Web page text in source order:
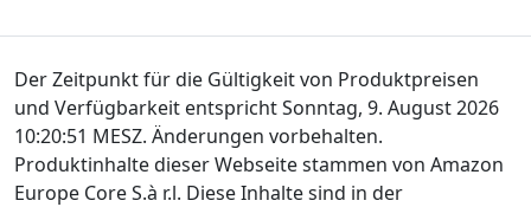
Der Zeitpunkt für die Gültigkeit von Produktpreisen
und Verfügbarkeit entspricht Sonntag, 9. August 2026
10:20:51 MESZ. Änderungen vorbehalten.
Produktinhalte dieser Webseite stammen von Amazon
Europe Core S.à r.l. Diese Inhalte sind in der